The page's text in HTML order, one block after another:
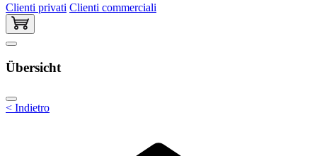
Clienti privati Clienti commerciali
Übersicht
< Indietro